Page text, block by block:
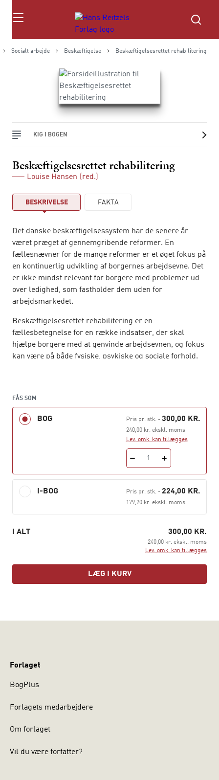
Søg
Socialt arbejde Beskæftigelse Beskæftigelsesrettet rehabilitering
KIG I BOGEN
Beskæftigelsesrettet rehabilitering
Louise Hansen (red.)
BESKRIVELSE FAKTA
Det danske beskæftigelsessystem har de senere år
været præget af gennemgribende reformer. En
fællesnævner for de mange reformer er et øget fokus på
en kontinuerlig udvikling af borgernes arbejdsevne. Det
er ikke mindst relevant for borgere med problemer ud
over ledighed, som fastholder dem uden for
arbejdsmarkedet.
Beskæftigelsesrettet rehabilitering er en
fællesbetegnelse for en række indsatser, der skal
hjælpe borgere med at genvinde arbejdsevnen, og fokus
kan være på både fysiske, psykiske og sociale forhold.
Denne bog præsenterer lovgivningen og strukturen på
området og giver en række værktøjer, som kan bruges i
beskæftigelsesområdet og studerende på uddannelser,
der kvalificerer til arbejdet med de mest udfordrede
ledige.
FÅS SOM
BOG Pris pr. stk.- 300,00 KR.
240,00 kr. ekskl. moms
Lev. omk. kan tillægges
1
I-BOG Pris pr. stk.- 224,00 KR.
179,20 kr. ekskl. moms
I ALT 300,00 KR.
240,00 kr. ekskl. moms
Lev. omk. kan tillægges
LÆG I KURV
Forlaget
BogPlus
Forlagets medarbejdere
Om forlaget
Vil du være forfatter?